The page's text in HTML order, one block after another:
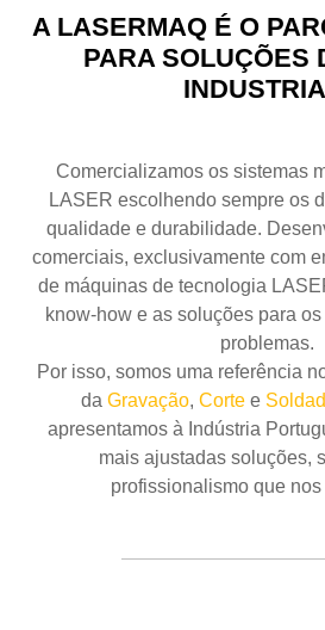
A LASERMAQ É O
PARA SOLUÇÕES
Comercializamos os sistemas
LASER escolhendo sempre os
qualidade e durabilidade.
comerciais, exclusivamente com
de máquinas de tecnologia
know-how e as soluções para
problemas.
Por isso, somos uma referência
da Gravação, Cortee
apresentamos à Indústria
mais ajustadas soluções,
profissionalismo que